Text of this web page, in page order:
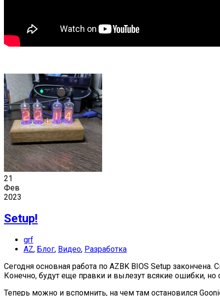
21
Фев
2023
Setup!
grf
AZ, Блог, Видео, Разработка
Сегодня основная работа по AZBK BIOS Setup
Конечно, будут еще правки и вылезут всякие ошибки, но
Теперь можно и вспомнить, на чем там остановился